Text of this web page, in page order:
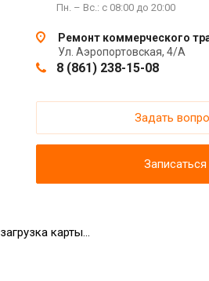
Пн. – Вс.: с 08:00 до 20:00
Ремонт коммерческого
Ул. Аэропортовская, 4/А
8 (861) 238-15-08
Задать
Записаться
загрузка карты...